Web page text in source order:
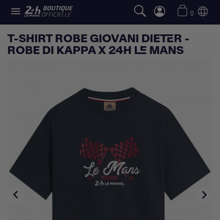
 0
T-SHIRT ROBE GIOVANI DIETER -
ROBE DI KAPPA X 24H LE MANS
 